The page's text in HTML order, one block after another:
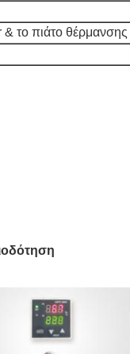
το πιάτο θέρμανσης